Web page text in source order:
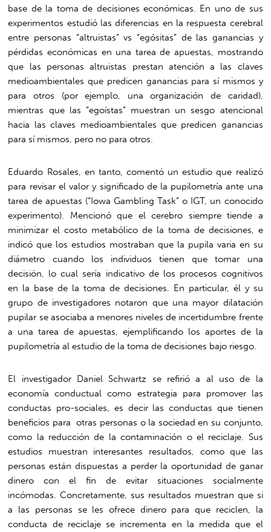
base de la toma de decisiones económicas. En uno de sus
experimentos estudió las diferencias en la respuesta cerebral
entre personas “altruistas” vs “egósitas” de las ganancias y
pérdidas económicas en una tarea de apuestas, mostrando
que las personas altruistas prestan atención a las claves
medioambientales que predicen ganancias para sí mismos y
para otros (por ejemplo, una organización de caridad),
mientras que las “egoístas” muestran un sesgo atencional
hacia las claves medioambientales que predicen ganancias
para sí mismos, pero no para otros.
Eduardo Rosales, en tanto, comentó un estudio que realizó
para revisar el valor y significado de la pupilometría ante una
tarea de apuestas (“Iowa Gambling Task” o IGT, un conocido
experimento). Mencionó que el cerebro siempre tiende a
minimizar el costo metabólico de la toma de decisiones, e
indicó que los estudios mostraban que la pupila varia en su
diámetro cuando los individuos tienen que tomar una
decisión, lo cual sería indicativo de los procesos cognitivos
en la base de la toma de decisiones. En particular, él y su
grupo de investigadores notaron que una mayor dilatación
pupilar se asociaba a menores niveles de incertidumbre frente
a una tarea de apuestas, ejemplificando los aportes de la
pupilometría al estudio de la toma de decisiones bajo riesgo.
El investigador Daniel Schwartz se refirió a al uso de la
economía conductual como estrategia para promover las
conductas pro-sociales, es decir las conductas que tienen
beneficios para otras personas o la sociedad en su conjunto,
como la reducción de la contaminación o el reciclaje. Sus
estudios muestran interesantes resultados, como que las
personas están dispuestas a perder la oportunidad de ganar
dinero con el fin de evitar situaciones socialmente
incómodas. Concretamente, sus resultados muestran que si
a las personas se les ofrece dinero para que reciclen, la
conducta de reciclaje se incrementa en la medida que el